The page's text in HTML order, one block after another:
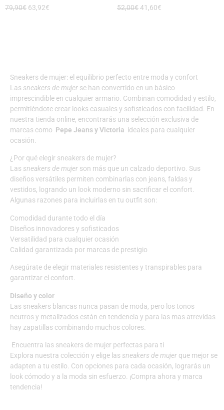
79,90€ 63,92€
52,00€41,60€
Sneakers de mujer: el equilibrio perfecto entre moda y confort
Lassneakers de mujer se han convertido en un básico
imprescindible en cualquier armario. Combinan comodidad y estilo,
permitiéndote crear looks casuales y sofisticados con facilidad. En
nuestra tienda online, encontrarás una selección exclusiva de
marcas como Pepe Jeans y Victoria ideales para cualquier
ocasión.
¿Por qué elegir sneakers de mujer?
Lassneakers de mujer son más que un calzado deportivo. Sus
diseños versátiles permiten combinarlas con jeans, faldas y
vestidos, logrando un look moderno sin sacrificar el confort.
Algunas razones para incluirlas en tu outfit son:
Comodidad durante todo el día
Diseños innovadores y sofisticados
Versatilidad para cualquier ocasión
Calidad garantizada por marcas de prestigio
Asegúrate de elegir materiales resistentes y transpirables para
garantizar el confort.
Diseño y color
Las sneakers blancas nunca pasan de moda, pero los tonos
neutros y metalizados están en tendencia y para las mas atrevidas
hay zapatillas combinando muchos colores.
Encuentra las sneakers de mujer perfectas para ti
Explora nuestra colección y elige lassneakers de mujer que mejor se
adapten a tu estilo. Con opciones para cada ocasión, lograrás un
look cómodo y a la moda sin esfuerzo. ¡Compra ahora y marca
tendencia!